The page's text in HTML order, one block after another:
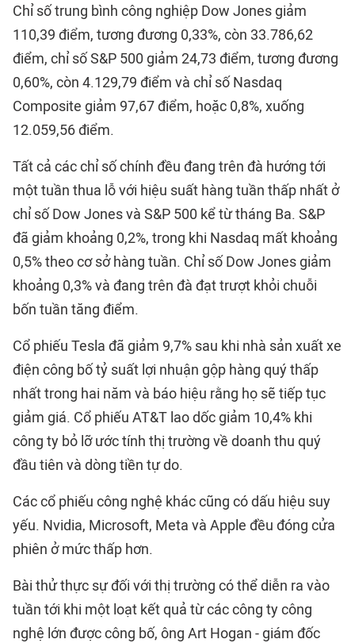
Chỉ số trung bình công nghiệp Dow Jones giảm
110,39 điểm, tương đương 0,33%, còn 33.786,62
điểm, chỉ số S&P 500 giảm 24,73 điểm, tương đương
0,60%, còn 4.129,79 điểm và chỉ số Nasdaq
Composite giảm 97,67 điểm, hoặc 0,8%, xuống
12.059,56 điểm.
Tất cả các chỉ số chính đều đang trên đà hướng tới
một tuần thua lỗ với hiệu suất hàng tuần thấp nhất ở
chỉ số Dow Jones và S&P 500 kể từ tháng Ba. S&P
đã giảm khoảng 0,2%, trong khi Nasdaq mất khoảng
0,5% theo cơ sở hàng tuần. Chỉ số Dow Jones giảm
khoảng 0,3% và đang trên đà đạt trượt khỏi chuỗi
bốn tuần tăng điểm.
Cổ phiếu Tesla đã giảm 9,7% sau khi nhà sản xuất xe
điện công bố tỷ suất lợi nhuận gộp hàng quý thấp
nhất trong hai năm và báo hiệu rằng họ sẽ tiếp tục
giảm giá. Cổ phiếu AT&T lao dốc giảm 10,4% khi
công ty bỏ lỡ ước tính thị trường về doanh thu quý
đầu tiên và dòng tiền tự do.
Các cổ phiếu công nghệ khác cũng có dấu hiệu suy
yếu. Nvidia, Microsoft, Meta và Apple đều đóng cửa
phiên ở mức thấp hơn.
Bài thử thực sự đối với thị trường có thể diễn ra vào
tuần tới khi một loạt kết quả từ các công ty công
nghệ lớn được công bố, ông Art Hogan - giám đốc